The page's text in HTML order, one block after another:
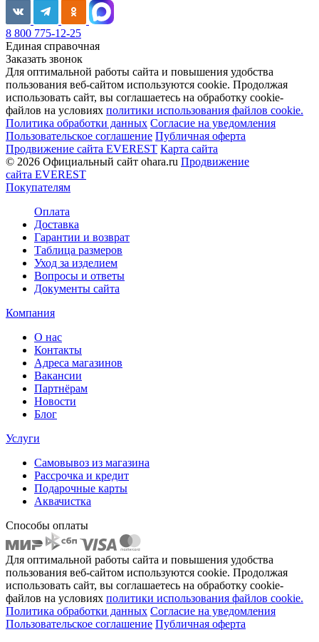
8 800 775-12-25
Единая справочная
Заказать звонок
Для оптимальной работы сайта и повышения удобства
пользования веб-сайтом используются cookie. Продолжая
использовать сайт, вы соглашаетесь на обработку cookie-
файлов на условиях политики использования файлов cookie.
Политика обработки данных Согласие на уведомления
Пользовательское соглашение Публичная оферта
Продвижение сайта EVEREST Карта сайта
© 2026 Официальный сайт ohara.ru Продвижение
сайта EVEREST
Покупателям
Оплата
Доставка
Гарантии и возврат
Таблица размеров
Уход за изделием
Вопросы и ответы
Документы сайта
Компания
О нас
Контакты
Адреса магазинов
Вакансии
Партнёрам
Новости
Блог
Услуги
Самовывоз из магазина
Рассрочка и кредит
Подарочные карты
Аквачистка
Способы оплаты
Для оптимальной работы сайта и повышения удобства
пользования веб-сайтом используются cookie. Продолжая
использовать сайт, вы соглашаетесь на обработку cookie-
файлов на условиях политики использования файлов cookie.
Политика обработки данных Согласие на уведомления
Пользовательское соглашение Публичная оферта